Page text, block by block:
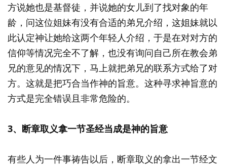
方说她也是基督徒，并说她的女儿到了找对象的年
龄，问这位姐妹有没有合适的弟兄介绍，这姐妹就以
此认定神让她给这两个年轻人介绍，于是在对对方的
信仰等情况完全不了解，也没有询问自己所在教会弟
兄的意见的情况下，马上就把弟兄的联系方式给了对
方。这就是把巧合当作神的旨意。这种寻求神旨意的
方式是完全错误且非常危险的。
3、断章取义拿一节圣经当成是神的旨意
有些人为一件事祷告以后，断章取义的拿出一节经文